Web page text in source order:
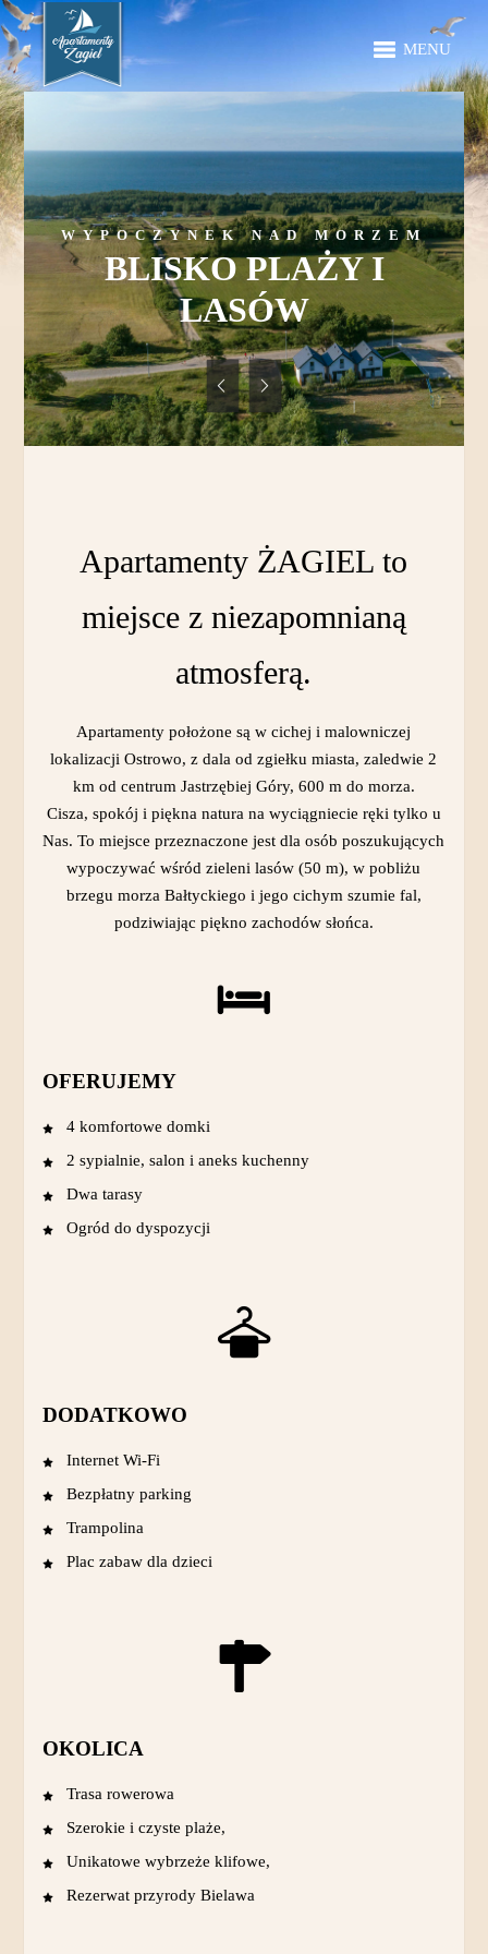
MENU
WYPOCZYNEK NAD MORZEM
BLISKO PLAŻY I
LASÓW
Apartamenty ŻAGIEL to
miejsce z niezapomnianą
atmosferą.
Apartamenty położone są w cichej i malowniczej
lokalizacji Ostrowo, z dala od zgiełku miasta, zaledwie 2
km od centrum Jastrzębiej Góry, 600 m do morza.
Cisza, spokój i piękna natura na wyciągniecie ręki tylko u
Nas. To miejsce przeznaczone jest dla osób poszukujących
wypoczywać wśród zieleni lasów (50 m), w pobliżu
brzegu morza Bałtyckiego i jego cichym szumie fal,
podziwiając piękno zachodów słońca.
OFERUJEMY
4 komfortowe domki
2 sypialnie, salon i aneks kuchenny
Dwa tarasy
Ogród do dyspozycji
DODATKOWO
Internet Wi-Fi
Bezpłatny parking
Trampolina
Plac zabaw dla dzieci
OKOLICA
Trasa rowerowa
Szerokie i czyste plaże,
Unikatowe wybrzeże klifowe,
Rezerwat przyrody Bielawa